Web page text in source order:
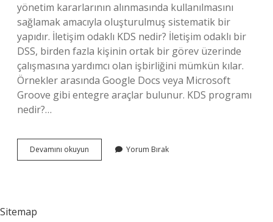
yönetim kararlarının alınmasında kullanılmasını
sağlamak amacıyla oluşturulmuş sistematik bir
yapıdır. İletişim odaklı KDS nedir? İletişim odaklı bir
DSS, birden fazla kişinin ortak bir görev üzerinde
çalışmasına yardımcı olan işbirliğini mümkün kılar.
Örnekler arasında Google Docs veya Microsoft
Groove gibi entegre araçlar bulunur. KDS programı
nedir?…
Devamını okuyun
Neden
Yorum Bırak
Sitemap